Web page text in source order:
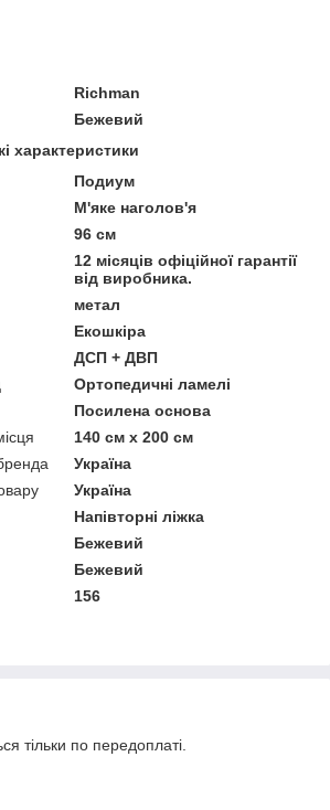
Richman
Бежевий
характеристики
Подиум
М'яке наголов'я
96 см
12 місяців офіційної гарантії
від виробника.
метал
Екошкіра
ДСП + ДВП
Ортопедичні ламелі
Посилена основа
140 см х 200 см
Україна
Україна
Напівторні ліжка
Бежевий
Бежевий
156
тільки по передоплаті.